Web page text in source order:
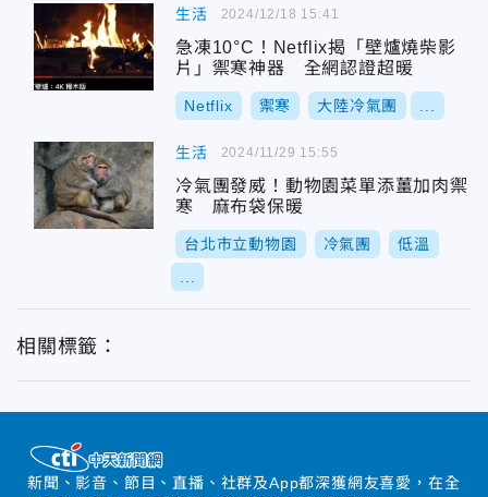
生活
急凍10°C！Netflix揭「壁爐燒柴影
片」禦寒神器 全網認證超暖
Netflix 禦寒 大陸冷氣團
2024/12/18 15:41
生活
冷氣團發威！動物園菜單添薑加肉禦
寒 麻布袋保暖
台北市立動物園 冷氣團 低溫
2024/11/29 15:55
相關標籤：
新聞、影音、節目、直播、社群及App都深獲網友喜愛，在全